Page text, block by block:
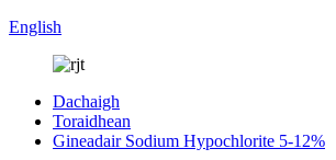
English
Dachaigh
Toraidhean
Gineadair Sodium Hypochlorite 5-12%